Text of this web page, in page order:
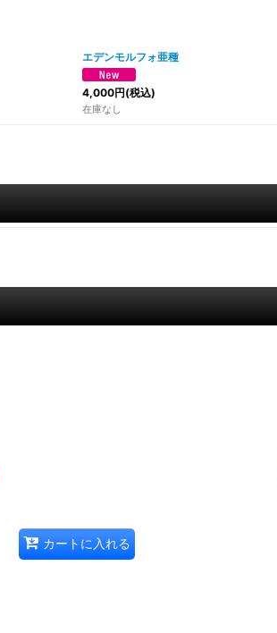
エデンモルフォ亜種
4,000円(税込)
在庫なし
カートに入れる